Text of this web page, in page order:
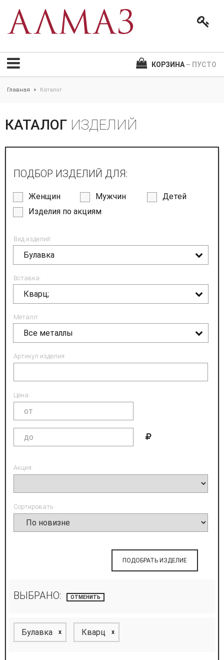
КОРЗИНА – ПУСТО
Главная > Каталог
КАТАЛОГ ИЗДЕЛИЙ
ПОДБОР ИЗДЕЛИЙ ДЛЯ:
Женщин Мужчин
Детей
Изделия по акциям
Вид изделий:
Булавка
Вставка:
Кварц;
Металл:
Все металлы
Артикул изделия:
Цена:
Акция:
Сортировать:
ПОДОБРАТЬ ИЗДЕЛИЕ
ВЫБРАНО: ОТМЕНИТЬ
Булавка x Кварц x